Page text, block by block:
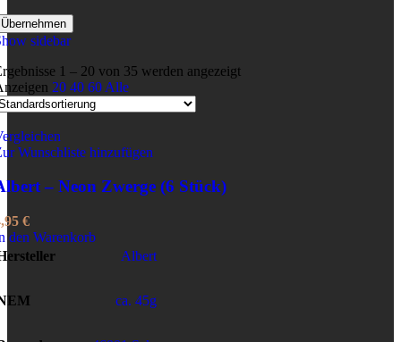
Übernehmen
sidebar
1 – 20 von 35 werden angezeigt
20 40 60 Alle
Wunschliste hinzufügen
– Neon Zwerge (6 Stück)
€
den Warenkorb
Albert
ca. 45g